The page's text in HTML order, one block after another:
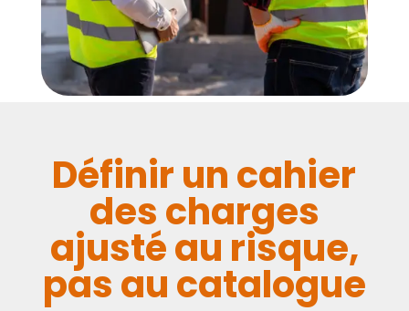
Définir un cahier
des charges
ajusté au risque,
pas au catalogue